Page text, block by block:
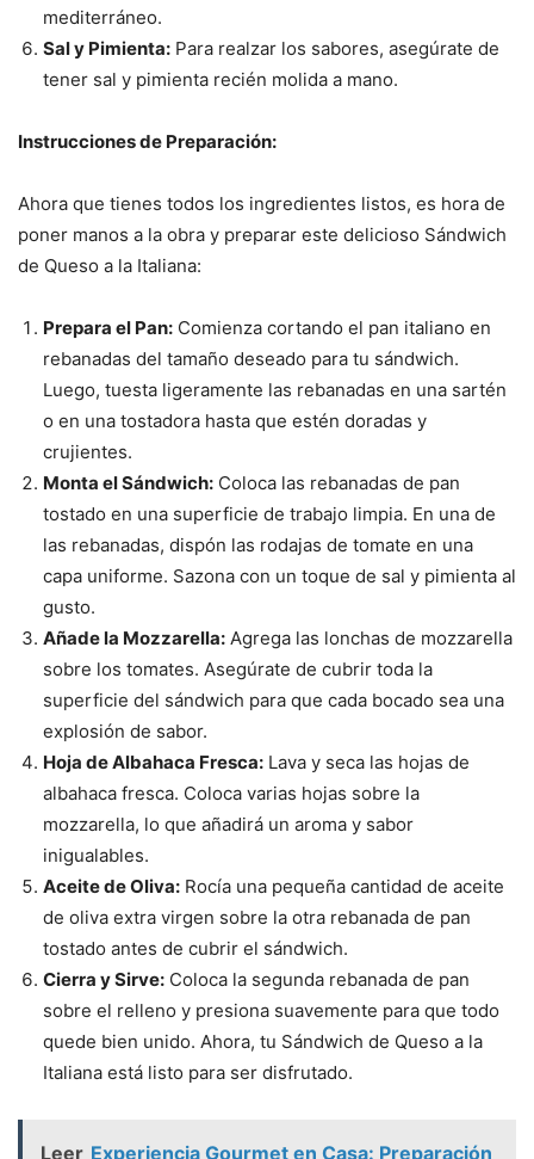
mediterráneo.
Sal y Pimienta: Para realzar los sabores, asegúrate de
tener sal y pimienta recién molida a mano.
Instrucciones de Preparación:
Ahora que tienes todos los ingredientes listos, es hora de
poner manos a la obra y preparar este delicioso Sándwich
de Queso a la Italiana:
Prepara el Pan: Comienza cortando el pan italiano en
rebanadas del tamaño deseado para tu sándwich.
Luego, tuesta ligeramente las rebanadas en una sartén
o en una tostadora hasta que estén doradas y
crujientes.
Monta el Sándwich: Coloca las rebanadas de pan
tostado en una superficie de trabajo limpia. En una de
las rebanadas, dispón las rodajas de tomate en una
capa uniforme. Sazona con un toque de sal y pimienta al
gusto.
Añade la Mozzarella: Agrega las lonchas de mozzarella
sobre los tomates. Asegúrate de cubrir toda la
superficie del sándwich para que cada bocado sea una
explosión de sabor.
Hoja de Albahaca Fresca: Lava y seca las hojas de
albahaca fresca. Coloca varias hojas sobre la
mozzarella, lo que añadirá un aroma y sabor
inigualables.
Aceite de Oliva: Rocía una pequeña cantidad de aceite
de oliva extra virgen sobre la otra rebanada de pan
tostado antes de cubrir el sándwich.
Cierra y Sirve: Coloca la segunda rebanada de pan
sobre el relleno y presiona suavemente para que todo
quede bien unido. Ahora, tu Sándwich de Queso a la
Italiana está listo para ser disfrutado.
Leer Experiencia Gourmet en Casa: Preparación